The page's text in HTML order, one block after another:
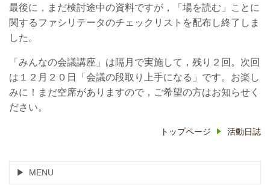
最後に，まだ検討途中の資料ですが，「場を読む」ことに
関するファシリテータのチェックリストを配布し終了しま
した。
「みんなの会議講座」は隔月で実施して，残り２回。次回
は１２月２０日「会議の段取り上手になる」です。お楽し
みに！まだ空席がありますので，ご希望の方はお知らせく
ださい。
トップページ 活動日誌
MENU